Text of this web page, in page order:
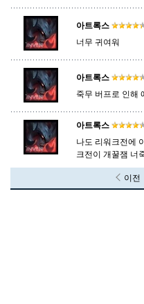
아트록스
너무 귀여워
아트록스
죽무 버프로 인해
아트록스
나도 리워크전에
크전이 개꿀잼 너
이전